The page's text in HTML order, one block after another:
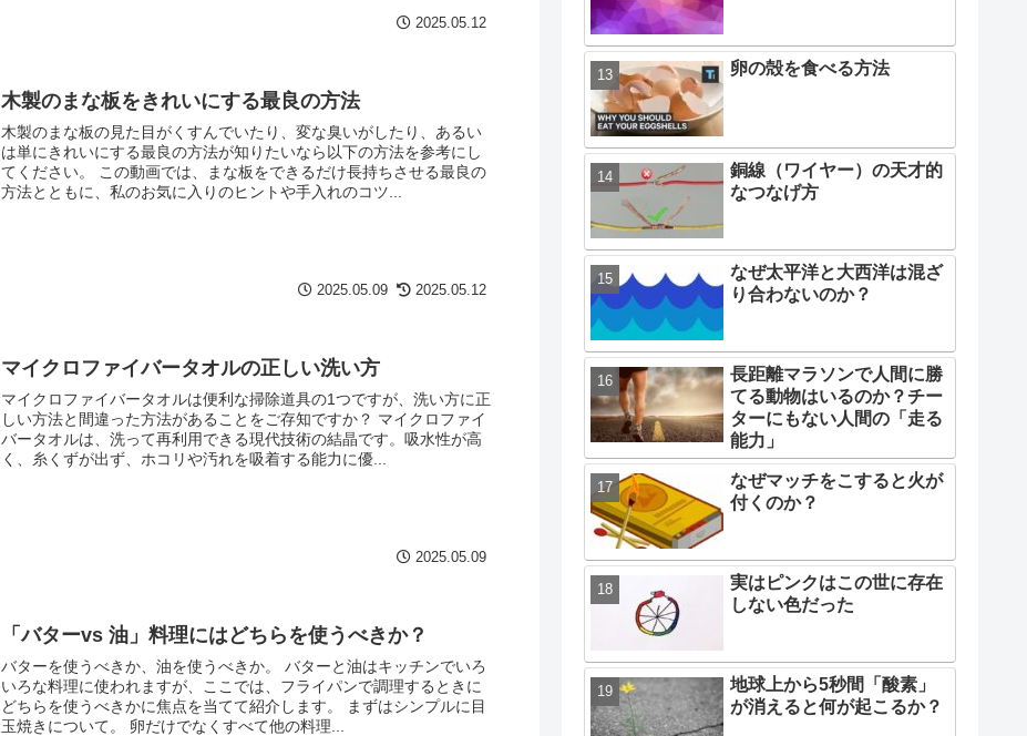
2025.05.12
木製のまな板をきれいにする最良の方法
木製のまな板の見た目がくすんでいたり、変な臭いがしたり、あるい
は単にきれいにする最良の方法が知りたいなら以下の方法を参考にし
てください。 この動画では、まな板をできるだけ長持ちさせる最良の
方法とともに、私のお気に入りのヒントや手入れのコツ...
2025.05.09 2025.05.12
マイクロファイバータオルの正しい洗い方
マイクロファイバータオルは便利な掃除道具の1つですが、洗い方に正
しい方法と間違った方法があることをご存知ですか？ マイクロファイ
バータオルは、洗って再利用できる現代技術の結晶です。吸水性が高
く、糸くずが出ず、ホコリや汚れを吸着する能力に優...
2025.05.09
「バターvs 油」料理にはどちらを使うべきか？
バターを使うべきか、油を使うべきか。 バターと油はキッチンでいろ
いろな料理に使われますが、ここでは、フライパンで調理するときに
どちらを使うべきかに焦点を当てて紹介します。 まずはシンプルに目
玉焼きについて。 卵だけでなくすべて他の料理...
卵の殻を食べる方法
銅線（ワイヤー）の天才的
なつなげ方
なぜ太平洋と大西洋は混ざ
り合わないのか？
長距離マラソンで人間に勝
てる動物はいるのか？チー
ターにもない人間の「走る
能力」
なぜマッチをこすると火が
付くのか？
実はピンクはこの世に存在
しない色だった
地球上から5秒間「酸素」
が消えると何が起こるか？